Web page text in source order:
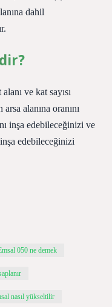
dahil
ve kat sayısı
alanına oranını
inşa edebileceğinizi ve
edebileceğinizi
050 ne demek
nasıl yükseltilir